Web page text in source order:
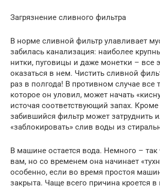
Загрязнение сливного фильтра
В норме сливной фильтр улавливает
забилась канализация: наиболее
нитки, пуговицы и даже монетки – все
оказаться в нем. Чистить сливной
раз в полгода! В противном случае все
которое он уловил, может начать
источая соответствующий запах. Кроме
забившийся фильтр может затруднить
«заблокировать» слив воды из
В машине остается вода. Немного – так
вам, но со временем она начинает
особенно, если во время простоя
закрыта. Чаще всего причина кроется